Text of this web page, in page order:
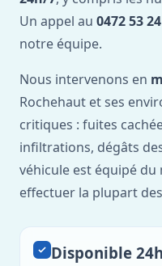
Un appel au 0472 53
notre équipe.
Nous intervenons en
Rochehaut et ses
critiques : fuites
infiltrations, dégâts
véhicule est équipé
effectuer la plupart
Disponible